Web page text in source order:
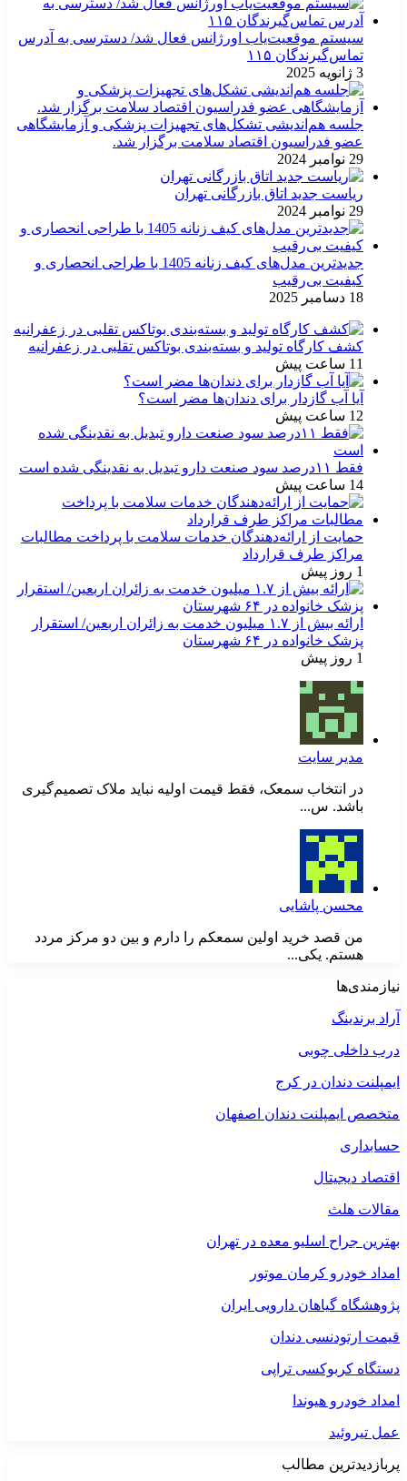
سیستم موقعیت‌یاب اورژانس فعال شد/ دسترسی به آدرس
تماس‌گیرندگان ۱۱۵
3 ژانویه 2025
جلسه هم‌اندیشی تشکل‌های تجهیزات پزشکی و آزمایشگاهی
عضو فدراسیون اقتصاد سلامت برگزار شد.
29 نوامبر 2024
ریاست جدید اتاق بازرگانی تهران
29 نوامبر 2024
جدیدترین مدل‌های کیف زنانه 1405 با طراحی انحصاری و
کیفیت بی‌رقیب
18 دسامبر 2025
کشف کارگاه تولید و بسته‌بندی بوتاکس تقلبی در زعفرانیه
11 ساعت پیش
آیا آب گازدار برای دندان‌ها مضر است؟
12 ساعت پیش
فقط ۱۱‌درصد سود صنعت دارو تبدیل به نقدینگی شده است
14 ساعت پیش
حمایت از ارائه‌دهندگان خدمات سلامت با پرداخت مطالبات
مراکز طرف قرارداد
1 روز پیش
ارائه بیش از ۱.۷ میلیون خدمت به زائران اربعین/ استقرار
پزشک خانواده در ۶۴ شهرستان
1 روز پیش
مدیر سایت
در انتخاب سمعک، فقط قیمت اولیه نباید ملاک تصمیم‌گیری
باشد. س...
محسن پاشایی
من قصد خرید اولین سمعکم را دارم و بین دو مرکز مردد
هستم. یکی...
نیازمندی‌ها
آراد برندینگ
درب داخلی چوبی
ایمپلنت دندان در کرج
متخصص ایمپلنت دندان اصفهان
حسابداری
اقتصاد دیجیتال
مقالات هلث
بهترین جراح اسلیو معده در تهران
امداد خودرو کرمان موتور
پژوهشگاه گیاهان دارویی ایران
قیمت ارتودنسی دندان
دستگاه کربوکسی تراپی
امداد خودرو هیوندا
عمل تیروئید
پربازدیدترین مطالب